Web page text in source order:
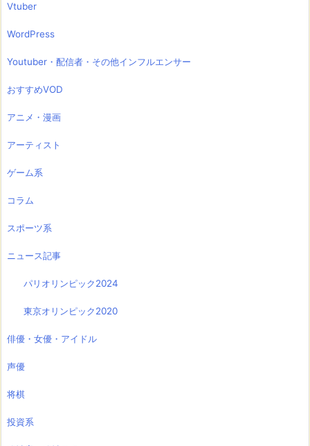
Vtuber
WordPress
Youtuber・配信者・その他インフルエンサー
おすすめVOD
アニメ・漫画
アーティスト
ゲーム系
コラム
スポーツ系
ニュース記事
パリオリンピック2024
東京オリンピック2020
俳優・女優・アイドル
声優
将棋
投資系